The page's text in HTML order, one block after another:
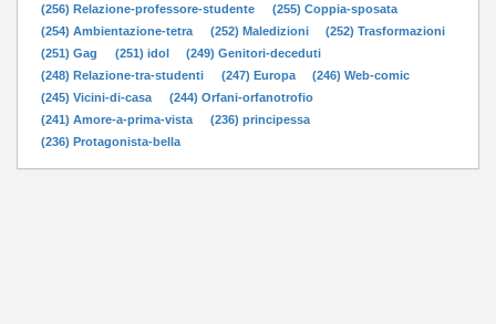
(256) Relazione-professore-studente
(255) Coppia-sposata
(254) Ambientazione-tetra
(252) Maledizioni
(252) Trasformazioni
(251) Gag
(251) idol
(249) Genitori-deceduti
(248) Relazione-tra-studenti
(247) Europa
(246) Web-comic
(245) Vicini-di-casa
(244) Orfani-orfanotrofio
(241) Amore-a-prima-vista
(236) principessa
(236) Protagonista-bella